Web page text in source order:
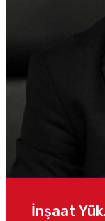
İnşaat